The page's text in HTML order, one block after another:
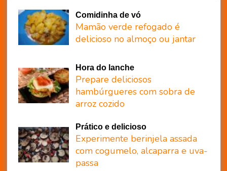
Comidinha de vó
Mamão verde refogado é
delicioso no almoço ou jantar
Hora do lanche
Prepare deliciosos
hambúrgueres com sobra de
arroz cozido
Prático e delicioso
Experimente berinjela assada
com cogumelo, alcaparra e uva-
passa